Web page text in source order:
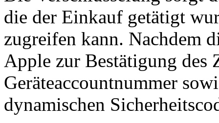
die der Einkauf getätigt
zugreifen kann. Nachdem
Apple zur Bestätigung des
Geräteaccountnummer
dynamischen